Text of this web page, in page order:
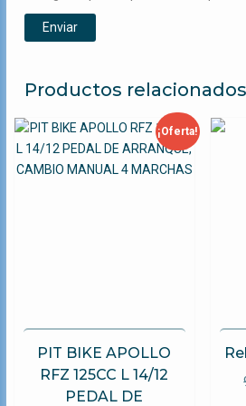
Productos relacionados
¡Oferta!
PIT BIKE APOLLO
RFZ 125CC L 14/12
PEDAL DE